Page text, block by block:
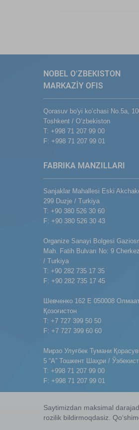
NOBEL OʻZBEKISTON
MARKAZİY OFIS
Qorasuv bo'yi ko’chasi No.5a,
Toshkent / Oʻzbekiston
T: +998 71 207 99 00
F: +998 71 207 99 01
FABRIKA MANZILLARI
Sanjaklar Mahallesi Eski
299 Duzje / Turkiya
T: +90 380 526 30 60
F: +90 380 526 30 43
Organize Sanayi Bolgesi
Mah. Fatih Bulvarı No: 9
/ Turkiya
T: +90 282 735 17 35
F: +90 282 735 17 45
Шевченко 162 E 050008
Қозоғистон
T: +7 727 399 50 50
F: +7 727 399 60 60
Мирзо Улуғбек Тумани
5 “А” Тошкент Шаҳри /
T: +998 71 207 99 00
F: +998 71 207 99 01
© Copyright 2026 Nobel İlaç San. ve
Saytimizdan maksimal
rozilik bildirmoqdasiz.